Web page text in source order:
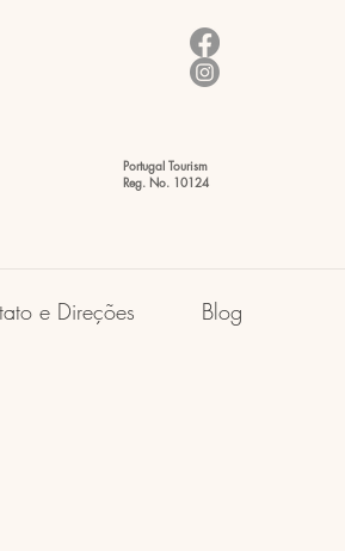
Portugal Tourism
Reg. No. 10124
e Direções Blog